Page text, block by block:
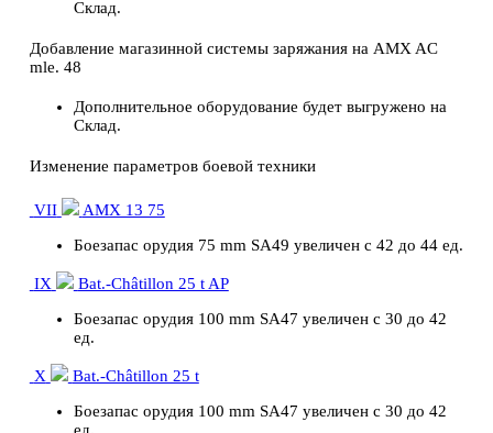
Склад.
Добавление магазинной системы заряжания на AMX AC
mle. 48
Дополнительное оборудование будет выгружено на
Склад.
Изменение параметров боевой техники
VII
AMX 13 75
Боезапас орудия 75 mm SA49 увеличен с 42 до 44 ед.
IX
Bat.-Châtillon 25 t AP
Боезапас орудия 100 mm SA47 увеличен с 30 до 42
ед.
X
Bat.-Châtillon 25 t
Боезапас орудия 100 mm SA47 увеличен с 30 до 42